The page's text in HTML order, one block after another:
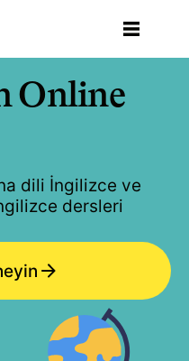
Online
dili İngilizce ve
dersleri